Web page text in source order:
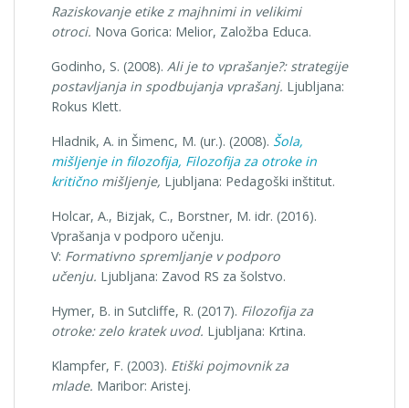
Raziskovanje etike z majhnimi in velikimi
otroci. Nova Gorica: Melior, Založba Educa.
Godinho, S. (2008). Ali je to vprašanje?: strategije
postavljanja in spodbujanja vprašanj. Ljubljana:
Rokus Klett.
Hladnik, A. in Šimenc, M. (ur.). (2008). Šola,
mišljenje in filozofija, Filozofija za otroke in
kritično mišljenje, Ljubljana: Pedagoški inštitut.
Holcar, A., Bizjak, C., Borstner, M. idr. (2016).
Vprašanja v podporo učenju.
V: Formativno spremljanje v podporo
učenju. Ljubljana: Zavod RS za šolstvo.
Hymer, B. in Sutcliffe, R. (2017). Filozofija za
otroke: zelo kratek uvod. Ljubljana: Krtina.
Klampfer, F. (2003). Etiški pojmovnik za
mlade. Maribor: Aristej.